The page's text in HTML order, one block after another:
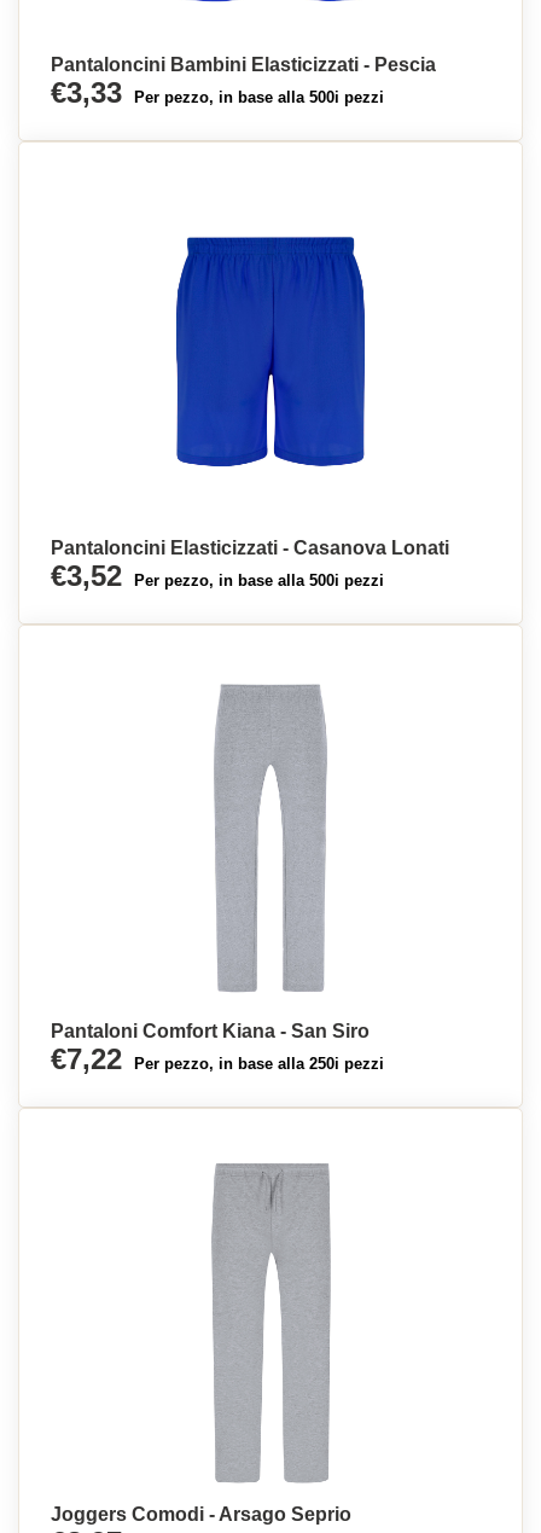
Pantaloncini Bambini Elasticizzati - Pescia
€3,33 Per pezzo, in base alla 500i pezzi
Pantaloncini Elasticizzati - Casanova Lonati
€3,52 Per pezzo, in base alla 500i pezzi
Pantaloni Comfort Kiana - San Siro
€7,22 Per pezzo, in base alla 250i pezzi
Joggers Comodi - Arsago Seprio